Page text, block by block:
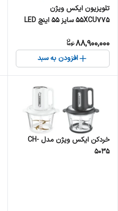
تلویزیون ایکس ویژن
55XCU775 سایز ۵۵ اینچ LED
88,900,000
افزودن به سبد
خردکن ایکس ویژن مدل CH-
5035